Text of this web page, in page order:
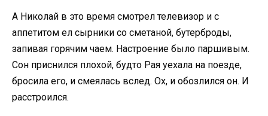
А Николай в это время смотрел телевизор и с
аппетитом ел сырники со сметаной, бутерброды,
запивая горячим чаем. Настроение было паршивым.
Сон приснился плохой, будто Рая уехала на поезде,
бросила его, и смеялась вслед. Ох, и обозлился он. И
расстроился.